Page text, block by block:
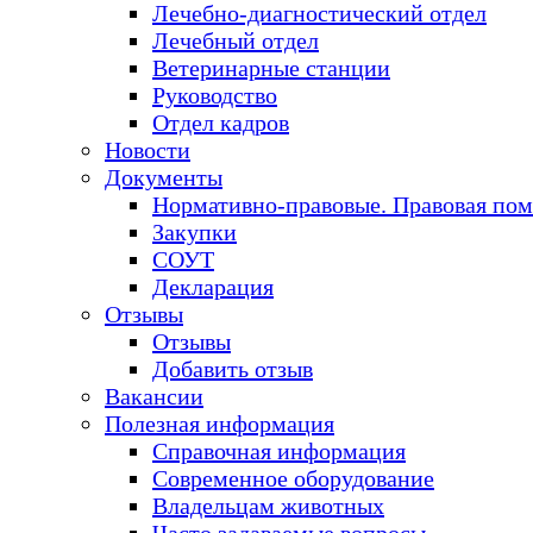
Лечебно-диагностический отдел
Лечебный отдел
Ветеринарные станции
Руководство
Отдел кадров
Новости
Документы
Нормативно-правовые. Правовая
Закупки
СОУТ
Декларация
Отзывы
Отзывы
Добавить отзыв
Вакансии
Полезная информация
Справочная информация
Современное оборудование
Владельцам животных